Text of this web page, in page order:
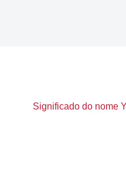
Significado do nome